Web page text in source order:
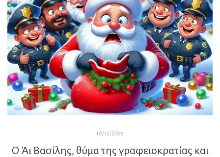
18/12/2025
Ο Άι Βασίλης, θύμα της γραφειοκρατίας και